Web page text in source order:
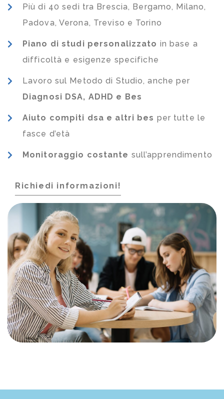
Più di 40 sedi tra Brescia, Bergamo, Milano,
Padova, Verona, Treviso e Torino
Piano di studi personalizzato in base a
difficoltà e esigenze specifiche
Lavoro sul Metodo di Studio, anche per
Diagnosi DSA, ADHD e Bes
Aiuto compiti dsa e altri bes per tutte le
fasce d’età
Monitoraggio costante sull’apprendimento
Richiedi informazioni!